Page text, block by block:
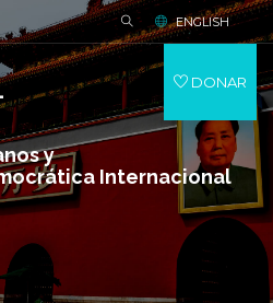
y
Internacional
ENGLISH
DONAR